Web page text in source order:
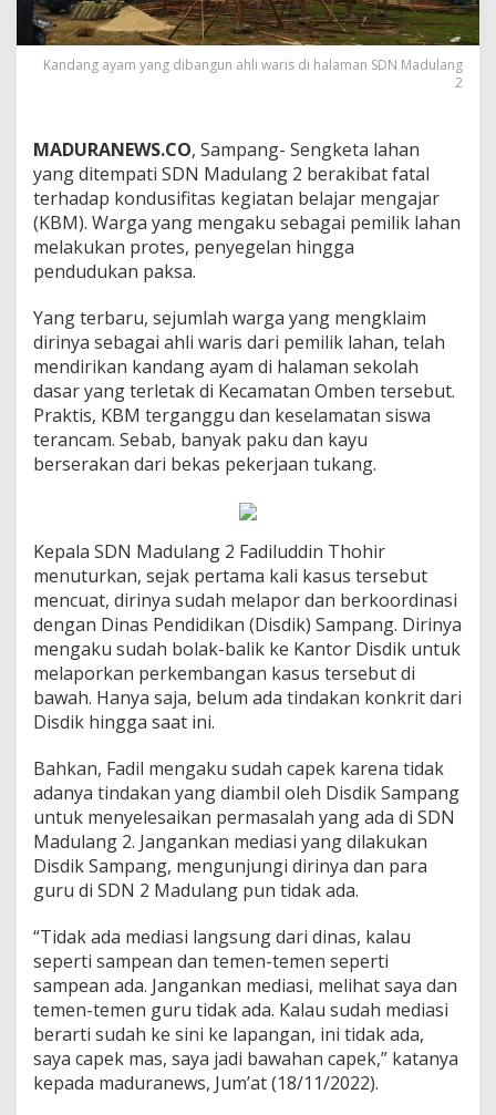
Kandang ayam yang dibangun ahli waris di halaman SDN Madulang
2
MADURANEWS.CO, Sampang- Sengketa lahan
yang ditempati SDN Madulang 2 berakibat fatal
terhadap kondusifitas kegiatan belajar mengajar
(KBM). Warga yang mengaku sebagai pemilik lahan
melakukan protes, penyegelan hingga
pendudukan paksa.
Yang terbaru, sejumlah warga yang mengklaim
dirinya sebagai ahli waris dari pemilik lahan, telah
mendirikan kandang ayam di halaman sekolah
dasar yang terletak di Kecamatan Omben tersebut.
Praktis, KBM terganggu dan keselamatan siswa
terancam. Sebab, banyak paku dan kayu
berserakan dari bekas pekerjaan tukang.
Kepala SDN Madulang 2 Fadiluddin Thohir
menuturkan, sejak pertama kali kasus tersebut
mencuat, dirinya sudah melapor dan berkoordinasi
dengan Dinas Pendidikan (Disdik) Sampang. Dirinya
mengaku sudah bolak-balik ke Kantor Disdik untuk
melaporkan perkembangan kasus tersebut di
bawah. Hanya saja, belum ada tindakan konkrit dari
Disdik hingga saat ini.
Bahkan, Fadil mengaku sudah capek karena tidak
adanya tindakan yang diambil oleh Disdik Sampang
untuk menyelesaikan permasalah yang ada di SDN
Madulang 2. Jangankan mediasi yang dilakukan
Disdik Sampang, mengunjungi dirinya dan para
guru di SDN 2 Madulang pun tidak ada.
“Tidak ada mediasi langsung dari dinas, kalau
seperti sampean dan temen-temen seperti
sampean ada. Jangankan mediasi, melihat saya dan
temen-temen guru tidak ada. Kalau sudah mediasi
berarti sudah ke sini ke lapangan, ini tidak ada,
saya capek mas, saya jadi bawahan capek,” katanya
kepada maduranews, Jum’at (18/11/2022).